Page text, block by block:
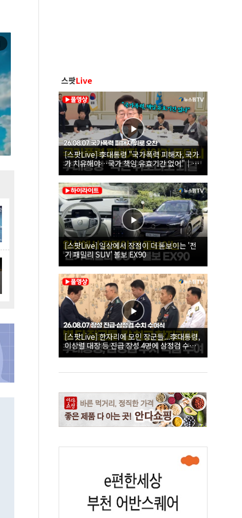
스팟Live
[스팟Live] 李대통령 "국가폭력 피해자, 국가
가 치유해야…국가 책임 유효기간 없어"｜
26.08.07 국가폭력 피해자 위로 오찬
[스팟Live] 일상에서 장점이 더 돋보이는 '전
기 패밀리 SUV' 볼보 EX90
[스팟Live] 한자리에 모인 장군들...李대통령,
이상렬 대장 등 진급 장성 4명에 삼정검 수치
직접 수여｜26.08.07 장성 진급·삼정검 수치